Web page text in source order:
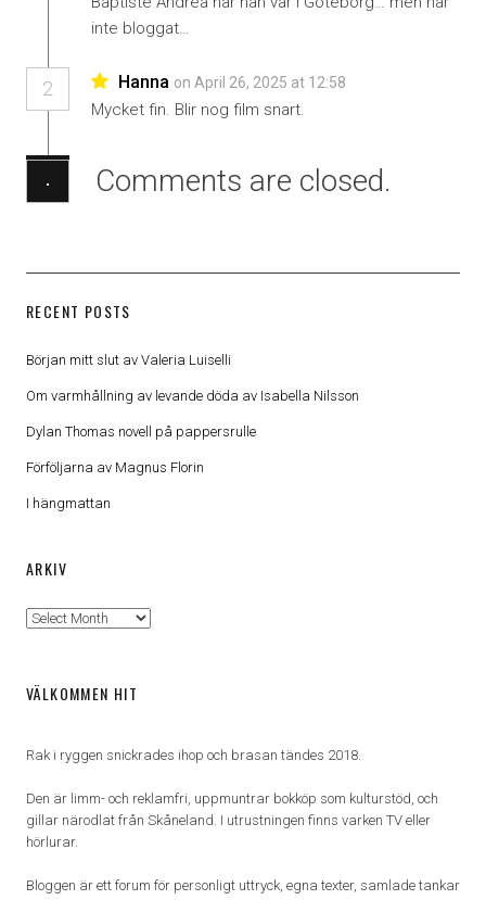
inte bloggat…
2 Hanna on April 26, 2025 at 12:58
Mycket fin. Blir nog film snart.
· Comments are closed.
RECENT POSTS
Början mitt slut av Valeria Luiselli
Om varmhållning av levande döda av Isabella Nilsson
Dylan Thomas novell på pappersrulle
Förföljarna av Magnus Florin
I hängmattan
ARKIV
Arkiv
VÄLKOMMEN HIT
Rak i ryggen snickrades ihop och brasan tändes 2018.
Den är limm- och reklamfri, uppmuntrar bokköp som kulturstöd, och
gillar närodlat från Skåneland. I utrustningen finns varken TV eller
hörlurar.
Bloggen är ett forum för personligt uttryck, egna texter, samlade tankar